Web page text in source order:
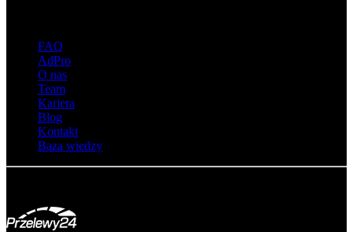
FAQ
AdPro
O nas
Team
Kariera
Blog
Kontakt
Baza wiedzy